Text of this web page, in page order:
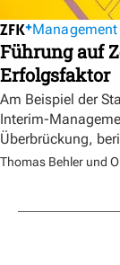
Management
Führung auf
Erfolgsfaktor
Am Beispiel der
Interim-
Überbrückung,
Thomas Behler und